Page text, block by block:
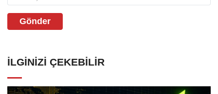
Gönder
İLGINIZI ÇEKEBILIR